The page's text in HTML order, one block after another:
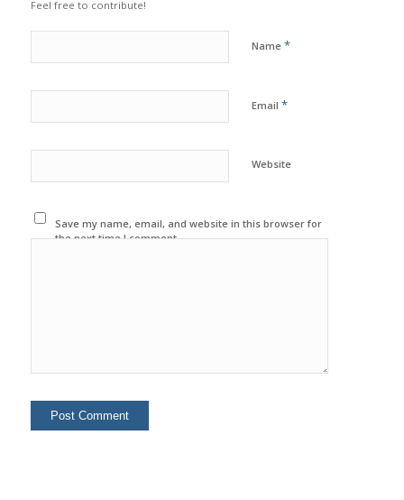
Leave a Reply
Feel free to contribute!
Name*
Email*
Website